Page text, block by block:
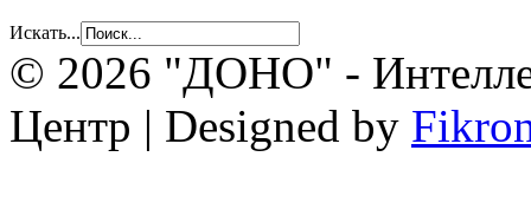
Искать...
© 2026 "ДОНО" -
Центр | Designed by